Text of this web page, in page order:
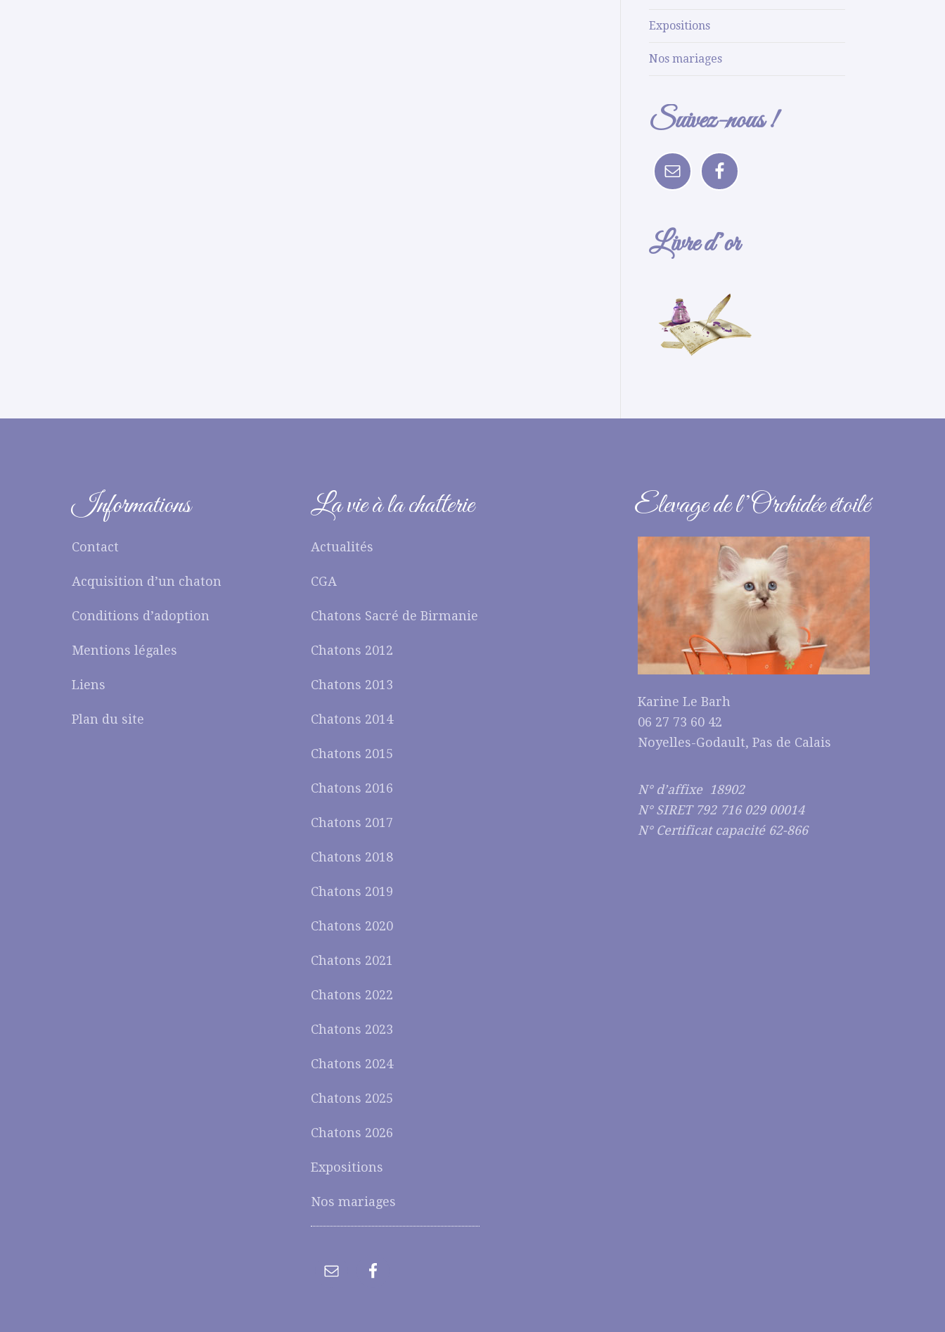
Expositions
Nos mariages
Suivez-nous !
Livre d’or
Informations
Contact
Acquisition d’un chaton
Conditions d’adoption
Mentions légales
Liens
Plan du site
La vie à la chatterie
Actualités
CGA
Chatons Sacré de Birmanie
Chatons 2012
Chatons 2013
Chatons 2014
Chatons 2015
Chatons 2016
Chatons 2017
Chatons 2018
Chatons 2019
Chatons 2020
Chatons 2021
Chatons 2022
Chatons 2023
Chatons 2024
Chatons 2025
Chatons 2026
Expositions
Nos mariages
Elevage de l’Orchidée étoilé
Karine Le Barh
06 27 73 60 42
Noyelles-Godault, Pas de Calais
N° d’affixe 18902
N° SIRET 792 716 029 00014
N° Certificat capacité 62-866